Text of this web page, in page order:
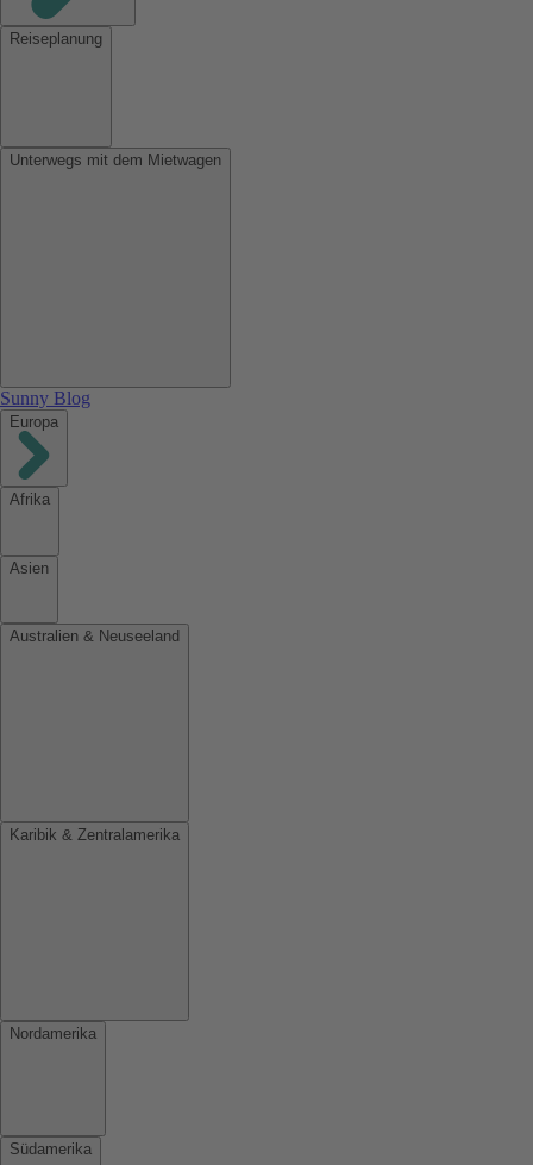
Reiseplanung
Unterwegs mit dem Mietwagen
Sunny Blog
Europa
Afrika
Asien
Australien & Neuseeland
Karibik & Zentralamerika
Nordamerika
Südamerika